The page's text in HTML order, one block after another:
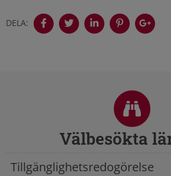
DELA:
Välbesökta
Tillgänglighetsredogörelse